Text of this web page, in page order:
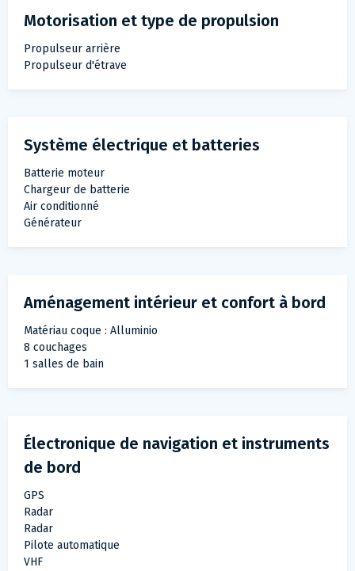
Motorisation et type de propulsion
Propulseur arrière
Propulseur d'étrave
Système électrique et batteries
Batterie moteur
Chargeur de batterie
Air conditionné
Générateur
Aménagement intérieur et confort à bord
Matériau coque : Alluminio
8 couchages
1 salles de bain
Électronique de navigation et instruments
de bord
GPS
Radar
Radar
Pilote automatique
VHF